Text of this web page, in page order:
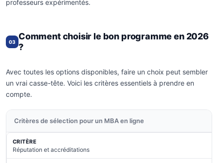
professeurs expérimentés.
03
Comment choisir le bon programme en 2026
?
Avec toutes les options disponibles, faire un choix peut sembler
un vrai casse-tête. Voici les critères essentiels à prendre en
compte.
Critères de sélection pour un MBA en ligne
Réputation et accréditations